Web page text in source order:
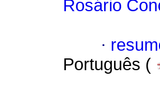
Rosário
·
Português (